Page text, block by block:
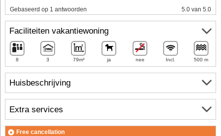
Huisbeschrijving
Gebaseerd op 1 antwoorden 5.0 van 5.0
Faciliteiten vakantiewoning
8 3 79m² ja nee Incl. 500 m
Extra services
Free cancellation